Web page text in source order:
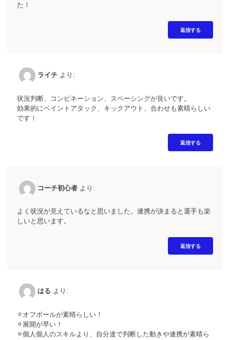
た！
返信する
ライチ より:
状況判断、コンビネーション、スペーシングが良いです。
効果的にペイントアタック、キックアウト、合わせも素晴らしい
です！
返信する
コーチ初心者 より:
よく状況が見えているなと思いました。連携が決まると選手も楽
しいと思います。
返信する
はる より:
⚪︎オフボールが素晴らしい！
⚪︎展開が早い！
⚪︎個人個人のスキルより、自分達で判断した動きや連携が素晴ら